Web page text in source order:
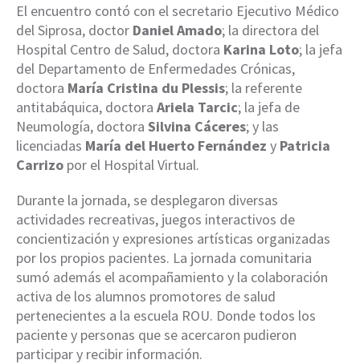
El encuentro contó con el secretario Ejecutivo Médico
del Siprosa, doctor Daniel Amado; la directora del
Hospital Centro de Salud, doctora Karina Loto; la jefa
del Departamento de Enfermedades Crónicas,
doctora María Cristina du Plessis; la referente
antitabáquica, doctora Ariela Tarcic; la jefa de
Neumología, doctora Silvina Cáceres; y las
licenciadas María del Huerto Fernández y Patricia
Carrizo por el Hospital Virtual.
Durante la jornada, se desplegaron diversas
actividades recreativas, juegos interactivos de
concientización y expresiones artísticas organizadas
por los propios pacientes. La jornada comunitaria
sumó además el acompañamiento y la colaboración
activa de los alumnos promotores de salud
pertenecientes a la escuela ROU. Donde todos los
paciente y personas que se acercaron pudieron
participar y recibir información.